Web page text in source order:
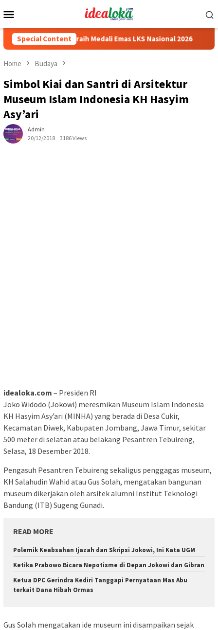
to
Menu
Special Content
Siswa Peraih Medali Emas LKS Nasional 2026
Home Budaya
Simbol Kiai dan Santri di Arsitektur
Museum Islam Indonesia KH Hasyim
Asy’ari
Admin
20/12/2018
3186 Views
idealoka.com – Presiden RI
Joko Widodo (Jokowi) meresmikan Museum Islam Indonesia
KH Hasyim Asy’ari (MINHA) yang berada di Desa Cukir,
Kecamatan Diwek, Kabupaten Jombang, Jawa Timur, sekitar
500 meter di selatan atau belakang Pesantren Tebuireng,
Selasa, 18 Desember 2018.
Pengasuh Pesantren Tebuireng sekaligus penggagas museum,
KH Salahudin Wahid atau Gus Solah, mengatakan bangunan
museum dikerjakan oleh arsitek alumni Institut Teknologi
Bandung (ITB) Sugeng Gunadi.
READ MORE
Polemik Keabsahan Ijazah dan Skripsi Jokowi, Ini Kata UGM
Ketika Prabowo Bicara Nepotisme di Depan Jokowi dan Gibran
Ketua DPC Gerindra Kediri Tanggapi Pernyataan Mas Abu
terkait Dana Hibah Ormas
Gus Solah mengatakan ide museum ini disampaikan sejak